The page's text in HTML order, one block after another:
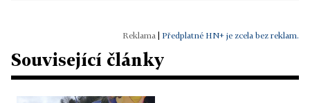
Předplatné HN+ je zcela bez reklam.
Související články